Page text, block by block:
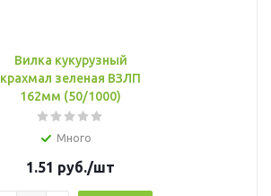
Вилка кукурузный
крахмал зеленая ВЗЛП
162мм (50/1000)
Много
1.51 руб./шт